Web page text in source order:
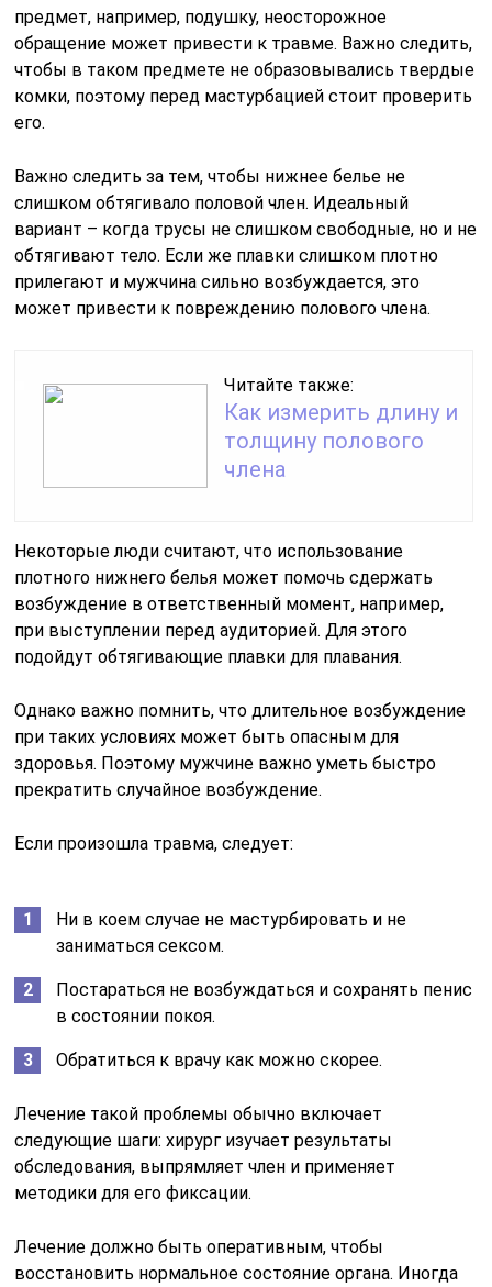
предмет, например, подушку, неосторожное
обращение может привести к травме. Важно следить,
чтобы в таком предмете не образовывались твердые
комки, поэтому перед мастурбацией стоит проверить
его.
Важно следить за тем, чтобы нижнее белье не
слишком обтягивало половой член. Идеальный
вариант – когда трусы не слишком свободные, но и не
обтягивают тело. Если же плавки слишком плотно
прилегают и мужчина сильно возбуждается, это
может привести к повреждению полового члена.
Читайте также:
Как измерить длину и
толщину полового
члена
Некоторые люди считают, что использование
плотного нижнего белья может помочь сдержать
возбуждение в ответственный момент, например,
при выступлении перед аудиторией. Для этого
подойдут обтягивающие плавки для плавания.
Однако важно помнить, что длительное возбуждение
при таких условиях может быть опасным для
здоровья. Поэтому мужчине важно уметь быстро
прекратить случайное возбуждение.
Если произошла травма, следует:
Ни в коем случае не мастурбировать и не
заниматься сексом.
Постараться не возбуждаться и сохранять пенис
в состоянии покоя.
Обратиться к врачу как можно скорее.
Лечение такой проблемы обычно включает
следующие шаги: хирург изучает результаты
обследования, выпрямляет член и применяет
методики для его фиксации.
Лечение должно быть оперативным, чтобы
восстановить нормальное состояние органа. Иногда